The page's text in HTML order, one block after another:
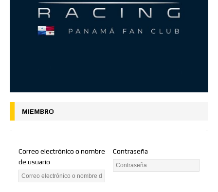
MIEMBRO
Correo electrónico o nombre
de usuario
Contraseña